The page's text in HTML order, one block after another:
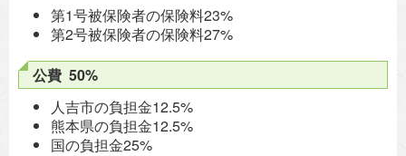
第1号被保険者の保険料23%
第2号被保険者の保険料27%
公費 50%
人吉市の負担金12.5%
熊本県の負担金12.5%
国の負担金25%